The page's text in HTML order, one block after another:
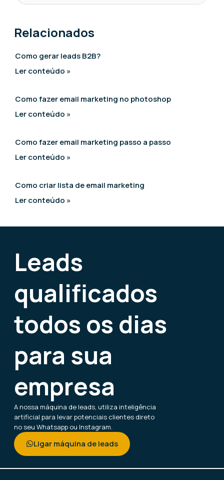
Relacionados
Como gerar leads B2B?
Ler conteúdo »
Como fazer email marketing no photoshop
Ler conteúdo »
Como fazer email marketing passo a passo
Ler conteúdo »
Como criar lista de email marketing
Ler conteúdo »
Leads
qualificados
todos os dias
para sua
empresa
A nossa máquina de leads, utiliza inteligência
artificial para levar potenciais clientes direto
no seu Whatsapp ou Instagram.
Ligar máquina de leads